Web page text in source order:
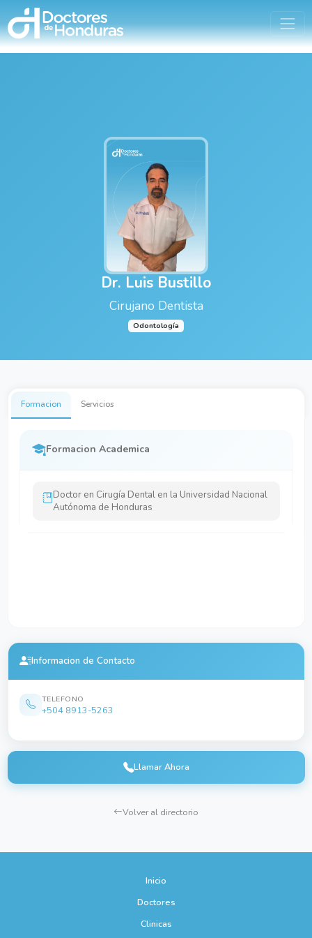
Dr. Luis Bustillo
Cirujano Dentista
Odontología
Formacion Servicios
Formacion Academica
Doctor en Cirugía Dental en la Universidad Nacional
Autónoma de Honduras
Informacion de Contacto
TELEFONO
+504 8913-5263
Llamar Ahora
Volver al directorio
Inicio
Doctores
Clinicas